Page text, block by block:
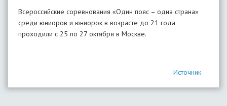
Всероссийские соревнования «Один пояс – одна страна»
среди юниоров и юниорок в возрасте до 21 года
проходили с 25 по 27 октября в Москве.
Источник